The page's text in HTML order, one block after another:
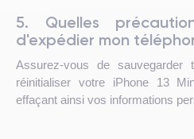
5. Quelles
d'expédier mon
Assurez-vous de
réinitialiser votre iPhone 13
effaçant ainsi vos informations